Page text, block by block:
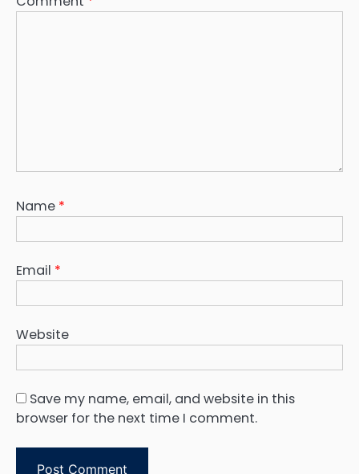
Name *
Email *
Website
Save my name, email, and website in this
browser for the next time I comment.